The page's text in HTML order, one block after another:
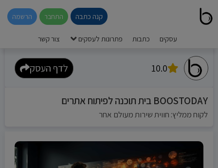
קנה כתבה התחבר הרשמה
עסקים כתבות פתרונות לעסקים צור קשר
10.0 לדף העסק
BOOSTODAY בית תוכנה לפיתוח אתרים
לקוח ממליץ: חווית שירות מעולם אחר